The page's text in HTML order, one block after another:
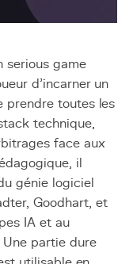
serious game
d'incarner un
prendre toutes les
technique,
face aux
il
génie logiciel
Goodhart, et
IA et au
Une partie dure